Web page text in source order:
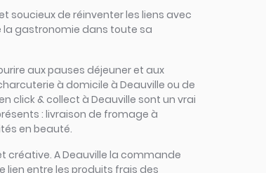
soucieux de réinventer les liens avec
la gastronomie dans toute sa
aux pauses déjeuner et aux
à domicile à Deauville ou de
click & collect à Deauville sont un vrai
: livraison de fromage à
en beauté.
créative. A Deauville la commande
lien entre les produits frais des